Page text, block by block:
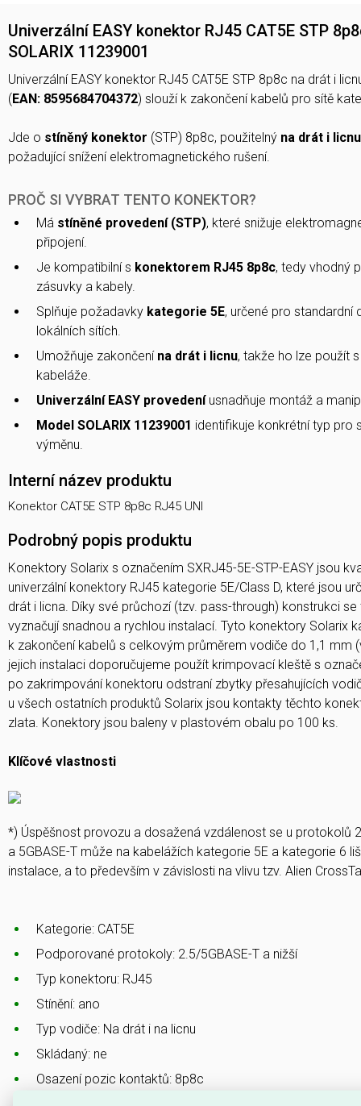
Univerzální EASY konektor RJ45 CAT5E STP
SOLARIX 11239001
Univerzální EASY konektor RJ45 CAT5E STP 8p8c na drát i
( EAN: 8595684704372) slouží k zakončení kabelů pro sítě
Jde o stíněný konektor (STP) 8p8c, použitelný na drát i licnu
požadující snížení elektromagnetického rušení.
PROČ SI VYBRAT TENTO KONEKTOR?
Má stíněné provedení (STP), které snižuje
připojení.
Je kompatibilní s konektorem RJ45 8p8c, tedy vhodný
zásuvky a kabely.
Splňuje požadavky kategorie 5E, určené pro standardní
lokálních sítích.
Umožňuje zakončení na drát i licnu, takže ho lze použít
kabeláže.
Univerzální EASY provedeníusnadňuje montáž a
Model SOLARIX 11239001 identifikuje konkrétní typ pro
výměnu.
Interní název produktu
Konektor CAT5E STP 8p8c RJ45 UNI
Podrobný popis produktu
Konektory Solarix s označením SXRJ45-5E-STP-EASY jsou
univerzální konektory RJ45 kategorie 5E/Class D, které jsou
drát i licna. Díky své průchozí (tzv. pass-through) konstrukci
vyznačují snadnou a rychlou instalací. Tyto konektory Solarix
k zakončení kabelů s celkovým průměrem vodiče do 1,1 mm
jejich instalaci doporučujeme použít krimpovací kleště s
po zakrimpování konektoru odstraní zbytky přesahujících
u všech ostatních produktů Solarix jsou kontakty těchto
zlata. Konektory jsou baleny v plastovém obalu po 100 ks.
Klíčové vlastnosti
*) Úspěšnost provozu a dosažená vzdálenost se u protokolů
a 5GBASE-T může na kabelážích kategorie 5E a kategorie 6
instalace, a to především v závislosti na vlivu tzv. Alien
Kategorie: CAT5E
Podporované protokoly: 2.5/5GBASE-T a nižší
Typ konektoru: RJ45
Stínění: ano
Typ vodiče: Na drát i na licnu
Skládaný: ne
Osazení pozic kontaktů: 8p8c